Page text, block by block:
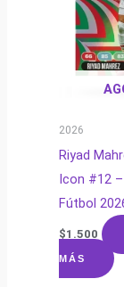
2026
Riyad
Icon #12
Fútbol
$1.500
MÁS